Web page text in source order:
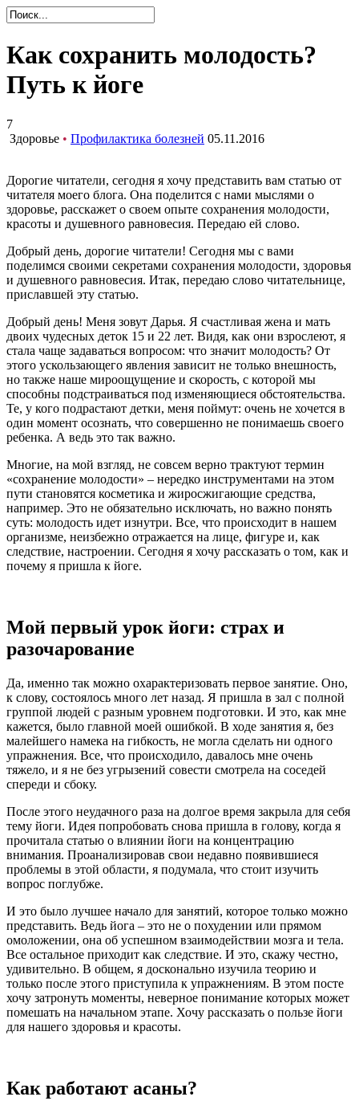
Как сохранить молодость?
Путь к йоге
7
Здоровье • Профилактика болезней 05.11.2016
Дорогие читатели, сегодня я хочу представить вам статью от
читателя моего блога. Она поделится с нами мыслями о
здоровье, расскажет о своем опыте сохранения молодости,
красоты и душевного равновесия. Передаю ей слово.
Добрый день, дорогие читатели! Сегодня мы с вами
поделимся своими секретами сохранения молодости, здоровья
и душевного равновесия. Итак, передаю слово читательнице,
приславшей эту статью.
Добрый день! Меня зовут Дарья. Я счастливая жена и мать
двоих чудесных деток 15 и 22 лет. Видя, как они взрослеют, я
стала чаще задаваться вопросом: что значит молодость? От
этого ускользающего явления зависит не только внешность,
но также наше мироощущение и скорость, с которой мы
способны подстраиваться под изменяющиеся обстоятельства.
Те, у кого подрастают детки, меня поймут: очень не хочется в
один момент осознать, что совершенно не понимаешь своего
ребенка. А ведь это так важно.
Многие, на мой взгляд, не совсем верно трактуют термин
«сохранение молодости» – нередко инструментами на этом
пути становятся косметика и жиросжигающие средства,
например. Это не обязательно исключать, но важно понять
суть: молодость идет изнутри. Все, что происходит в нашем
организме, неизбежно отражается на лице, фигуре и, как
следствие, настроении. Сегодня я хочу рассказать о том, как и
почему я пришла к йоге.
Мой первый урок йоги: страх и
разочарование
Да, именно так можно охарактеризовать первое занятие. Оно,
к слову, состоялось много лет назад. Я пришла в зал с полной
группой людей с разным уровнем подготовки. И это, как мне
кажется, было главной моей ошибкой. В ходе занятия я, без
малейшего намека на гибкость, не могла сделать ни одного
упражнения. Все, что происходило, давалось мне очень
тяжело, и я не без угрызений совести смотрела на соседей
спереди и сбоку.
После этого неудачного раза на долгое время закрыла для себя
тему йоги. Идея попробовать снова пришла в голову, когда я
прочитала статью о влиянии йоги на концентрацию
внимания. Проанализировав свои недавно появившиеся
проблемы в этой области, я подумала, что стоит изучить
вопрос поглубже.
И это было лучшее начало для занятий, которое только можно
представить. Ведь йога – это не о похудении или прямом
омоложении, она об успешном взаимодействии мозга и тела.
Все остальное приходит как следствие. И это, скажу честно,
удивительно. В общем, я досконально изучила теорию и
только после этого приступила к упражнениям. В этом посте
хочу затронуть моменты, неверное понимание которых может
помешать на начальном этапе. Хочу рассказать о пользе йоги
для нашего здоровья и красоты.
Как работают асаны?